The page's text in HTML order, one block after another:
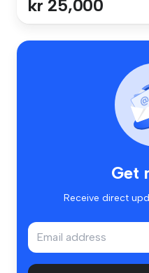
kr 25,000
Get
Receive direct